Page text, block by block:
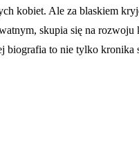
kobiet. Ale za blaskiem
skupia się na
to nie tylko